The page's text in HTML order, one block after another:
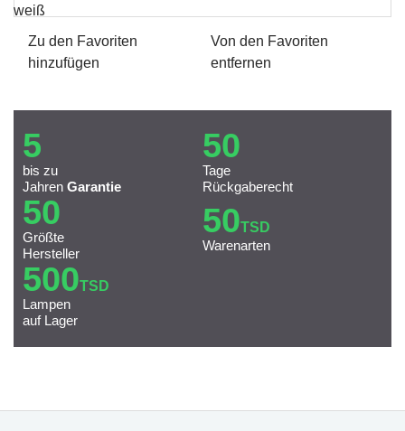
Zu den Favoriten
hinzufügen
Von den Favoriten
entfernen
5
bis zu
Jahren Garantie
50
Tage
Rückgaberecht
50
Größte
Hersteller
50TSD
Warenarten
500TSD
Lampen
auf Lager